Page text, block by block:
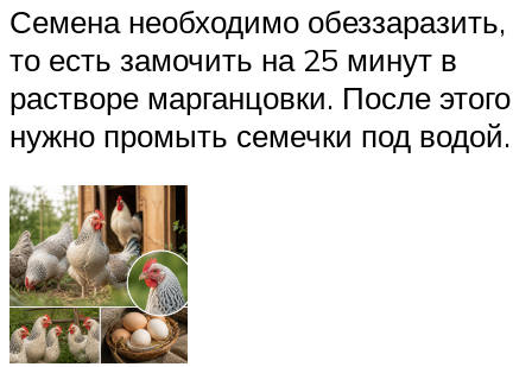
Семена необходимо обеззаразить,
то есть замочить на 25 минут в
растворе марганцовки. После этого
нужно промыть семечки под водой.